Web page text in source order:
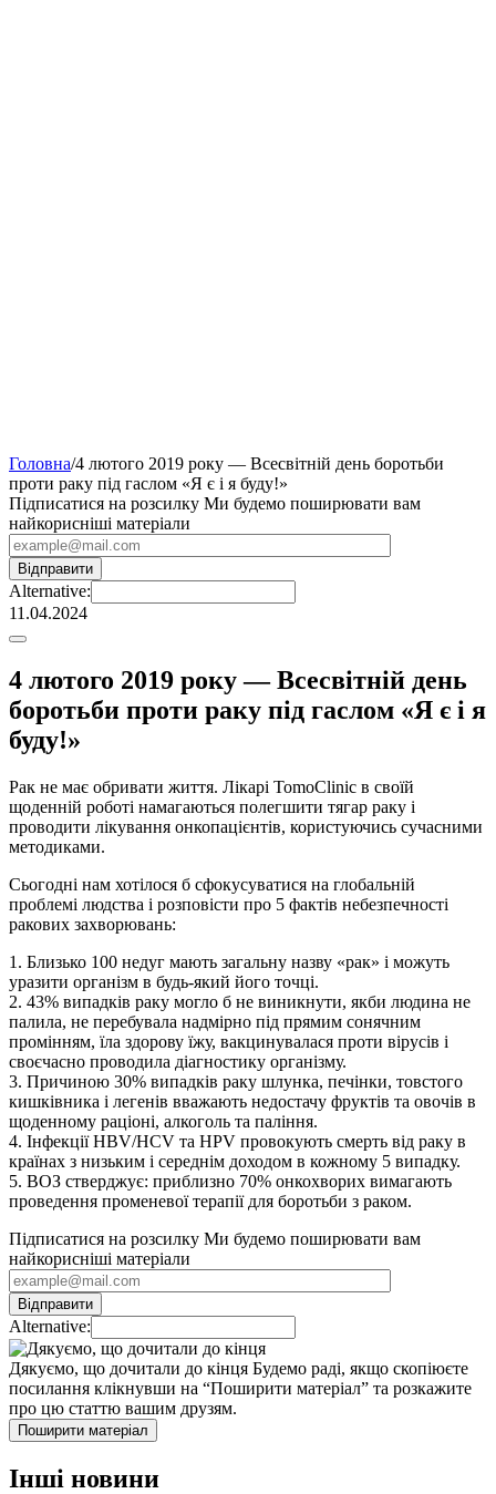
Головна/4 лютого 2019 року — Всесвітній день боротьби
проти раку під гаслом «Я є і я буду!»
Підписатися на розсилку Ми будемо поширювати вам
найкорисніші матеріали
Alternative:
11.04.2024
4 лютого 2019 року — Всесвітній день
боротьби проти раку під гаслом «Я є і я
буду!»
Рак не має обривати життя. Лікарі TomoClinic в своїй
щоденній роботі намагаються полегшити тягар раку і
проводити лікування онкопацієнтів, користуючись сучасними
методиками.
Сьогодні нам хотілося б сфокусуватися на глобальній
проблемі людства і розповісти про 5 фактів небезпечності
ракових захворювань:
1. Близько 100 недуг мають загальну назву «рак» і можуть
уразити організм в будь-який його точці.
2. 43% випадків раку могло б не виникнути, якби людина не
палила, не перебувала надмірно під прямим сонячним
промінням, їла здорову їжу, вакцинувалася проти вірусів і
своєчасно проводила діагностику організму.
3. Причиною 30% випадків раку шлунка, печінки, товстого
кишківника і легенів вважають недостачу фруктів та овочів в
щоденному раціоні, алкоголь та паління.
4. Інфекції HBV/HCV та HPV провокують смерть від раку в
країнах з низьким і середнім доходом в кожному 5 випадку.
5. ВОЗ стверджує: приблизно 70% онкохворих вимагають
проведення променевої терапії для боротьби з раком.
Підписатися на розсилку Ми будемо поширювати вам
найкорисніші матеріали
Alternative:
Дякуємо, що дочитали до кінця Будемо раді, якщо скопіюєте
посилання клікнувши на “Поширити матеріал” та розкажите
про цю статтю вашим друзям.
Поширити матеріал
Інші новини